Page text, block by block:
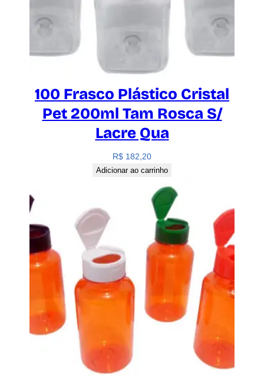
100 Frasco Plástico Cristal
Pet 200ml Tam Rosca S/
Lacre Qua
R$ 182,20
Adicionar ao carrinho